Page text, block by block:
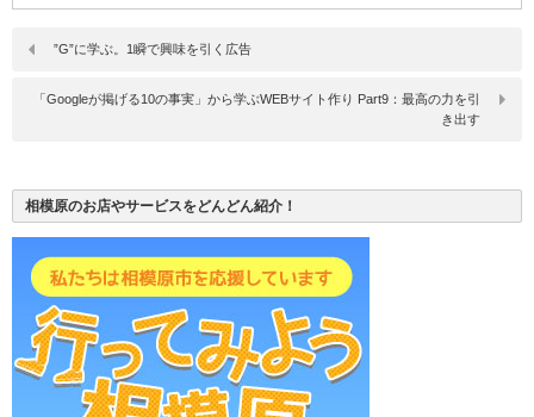
”G”に学ぶ。1瞬で興味を引く広告
「Googleが掲げる10の事実」から学ぶWEBサイト作り Part9：最高の力を引
き出す
相模原のお店やサービスをどんどん紹介！